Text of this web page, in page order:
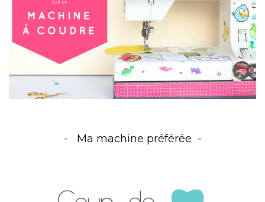
Ma machine préférée